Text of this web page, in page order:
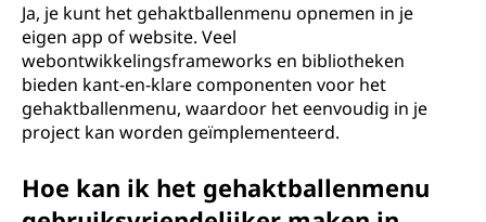
Ja, je kunt het gehaktballenmenu opnemen in je
eigen app of website. Veel
webontwikkelingsframeworks en bibliotheken
bieden kant-en-klare componenten voor het
gehaktballenmenu, waardoor het eenvoudig in je
project kan worden geïmplementeerd.
Hoe kan ik het gehaktballenmenu